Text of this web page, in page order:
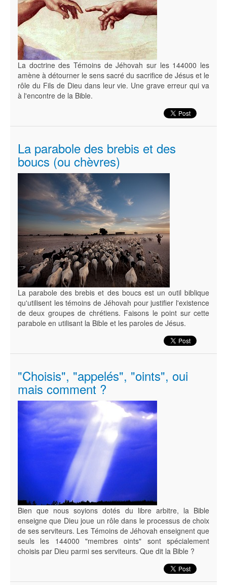
La doctrine des Témoins de Jéhovah sur les 144000 les
amène à détourner le sens sacré du sacrifice de Jésus et le
rôle du Fils de Dieu dans leur vie. Une grave erreur qui va
à l'encontre de la Bible.
La parabole des brebis et des
boucs (ou chèvres)
La parabole des brebis et des boucs est un outil biblique
qu'utilisent les témoins de Jéhovah pour justifier l'existence
de deux groupes de chrétiens. Faisons le point sur cette
parabole en utilisant la Bible et les paroles de Jésus.
"Choisis", "appelés", "oints", oui
mais comment ?
Bien que nous soyions dotés du libre arbitre, la Bible
enseigne que Dieu joue un rôle dans le processus de choix
de ses serviteurs. Les Témoins de Jéhovah enseignent que
seuls les 144000 "membres oints" sont spécialement
choisis par Dieu parmi ses serviteurs. Que dit la Bible ?